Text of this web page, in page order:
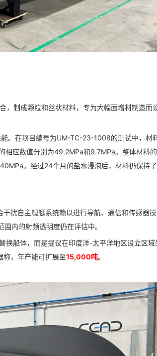
，制成颗粒和丝状材料，专为大幅面增材制造而
。在项目编号为UM-TC-23-1008的测试中，材
相应数值分别为49.2MPa和9.7MPa。整体材料
。经过24个月的盐水浸泡后，材料仍保持了
干扰自主舰艇系统赖以进行导航、通信和传感器
内的射频透明度仍在评估中。
换船体，而是提议在印度洋-太平洋地区设立区域
称，年产能可扩展至15,000吨。